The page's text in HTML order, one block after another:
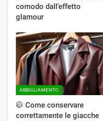
comodo dall’effetto
glamour
ABBIGLIAMENTO
🧥 Come conservare
correttamente le giacche